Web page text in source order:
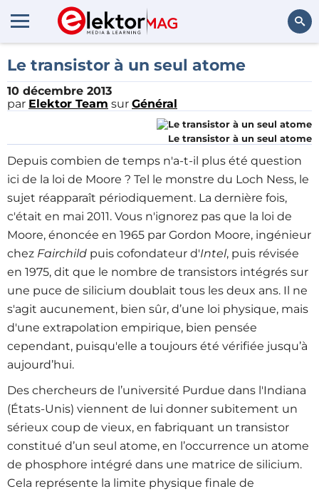
Le transistor à un seul atome
10 décembre 2013
par Elektor Team sur Général
Le transistor à un seul atome
Depuis combien de temps n'a-t-il plus été question
ici de la loi de Moore ? Tel le monstre du Loch Ness, le
sujet réapparaît périodiquement. La dernière fois,
c'était en mai 2011. Vous n'ignorez pas que la loi de
Moore, énoncée en 1965 par Gordon Moore, ingénieur
chez Fairchild puis cofondateur d'Intel, puis révisée
en 1975, dit que le nombre de transistors intégrés sur
une puce de silicium doublait tous les deux ans. Il ne
s'agit aucunement, bien sûr, d’une loi physique, mais
d'une extrapolation empirique, bien pensée
cependant, puisqu'elle a toujours été vérifiée jusqu’à
aujourd’hui.
Des chercheurs de l’université Purdue dans l'Indiana
(États-Unis) viennent de lui donner subitement un
sérieux coup de vieux, en fabriquant un transistor
constitué d’un seul atome, en l’occurrence un atome
de phosphore intégré dans une matrice de silicium.
Cela représente la limite physique finale de